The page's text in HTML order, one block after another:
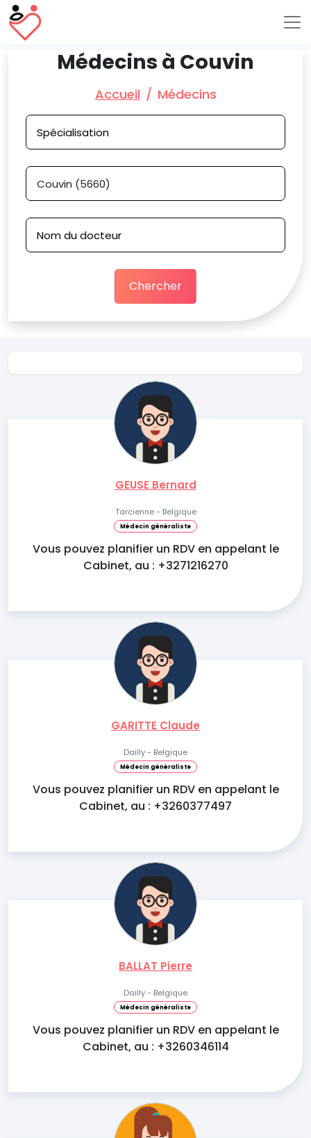
Médecins à Couvin
Accueil Médecins
Chercher
GEUSE Bernard
Tarcienne - Belgique
Médecin généraliste
Vous pouvez planifier un RDV en appelant le
Cabinet, au : +3271216270
GARITTE Claude
Dailly - Belgique
Médecin généraliste
Vous pouvez planifier un RDV en appelant le
Cabinet, au : +3260377497
BALLAT Pierre
Dailly - Belgique
Médecin généraliste
Vous pouvez planifier un RDV en appelant le
Cabinet, au : +3260346114